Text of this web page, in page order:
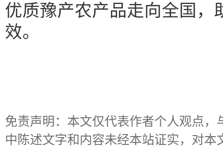
优质豫产农产品走向全国，
效。
免责声明：本文仅代表作者个人观点
中陈述文字和内容未经本站证实，对